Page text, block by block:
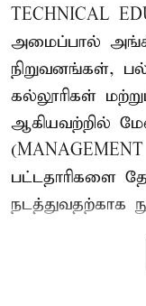
TECHNICAL
அமைப்பால்
நிறுவனங்கள்,
கல்லூரிகள்
ஆகியவற்றில்
பட்டதாரிகளை
நடத்துவதற்காக